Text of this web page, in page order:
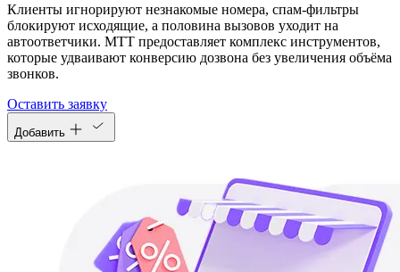
Клиенты игнорируют незнакомые номера, спам-фильтры
блокируют исходящие, а половина вызовов уходит на
автоответчики. МТТ предоставляет комплекс инструментов,
которые удваивают конверсию дозвона без увеличения объёма
звонков.
Оставить заявку
Добавить